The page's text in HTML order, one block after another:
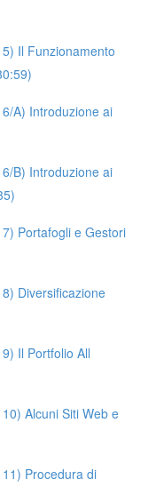
Il Funzionamento
A) Introduzione ai
B) Introduzione ai
Portafogli e Gestori
Diversificazione
Il Portfolio All
Alcuni Siti Web e
Procedura di